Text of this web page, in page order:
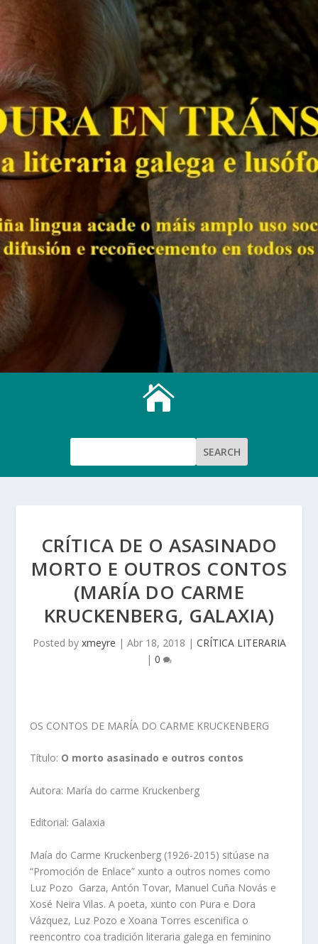

CRÍTICA DE O ASASINADO
MORTO E OUTROS CONTOS
(MARÍA DO CARME
KRUCKENBERG, GALAXIA)
Posted by xmeyre | Abr 18, 2018 | CRÍTICA LITERARIA
| 0
OS CONTOS DE MARÍA DO CARME KRUCKENBERG
Título: O morto asasinado e outros contos
Autora: María do carme Kruckenberg
Editorial: Galaxia
Maía do Carme Kruckenberg (1926-2015) sitúase na
“Promoción de Enlace” xunto a outros nomes como
Luz Pozo Garza, Antón Tovar, Manuel Cuña Novás e
Xosé Neira Vilas. A poeta, xunto con Pura e Dora
Vázquez, Luz Pozo e Xoana Torres escenifica o
reencontro coa tradición literaria galega en feminino